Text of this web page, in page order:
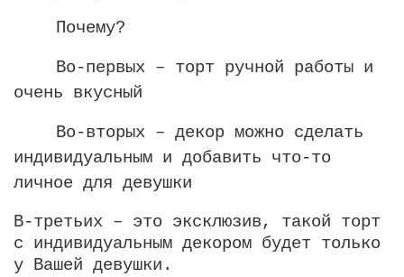
Почему?
Во-первых – торт ручной работы и
очень вкусный
Во-вторых – декор можно сделать
индивидуальным и добавить что-то
личное для девушки
В-третьих – это эксклюзив, такой торт
с индивидуальным декором будет только
у Вашей девушки.